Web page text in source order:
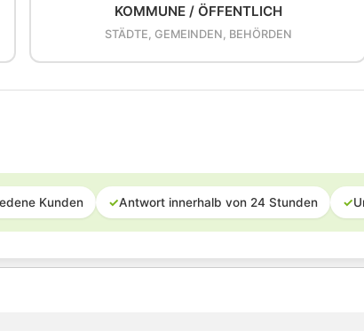
KOMMUNE / ÖFFENTLICH
STÄDTE, GEMEINDEN, BEHÖRDEN
Kunden ✓Antwort innerhalb von 24 Stunden ✓